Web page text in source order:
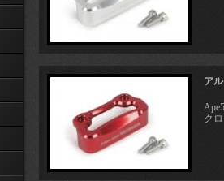
ア
ク